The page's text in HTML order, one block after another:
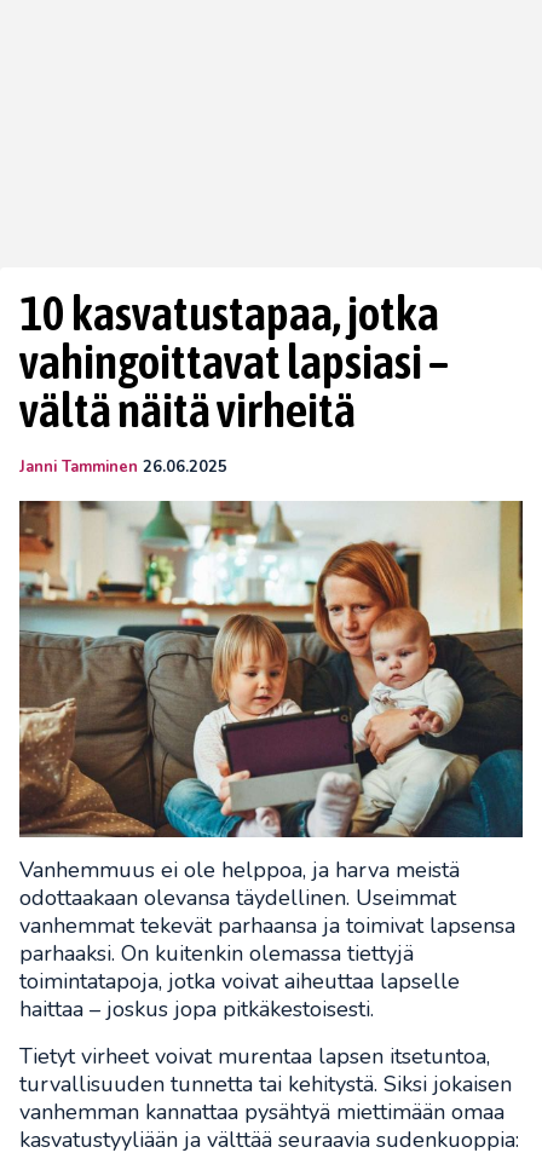
10 kasvatustapaa, jotka
vahingoittavat lapsiasi –
vältä näitä virheitä
Janni Tamminen 26.06.2025
Vanhemmuus ei ole helppoa, ja harva meistä
odottaakaan olevansa täydellinen. Useimmat
vanhemmat tekevät parhaansa ja toimivat lapsensa
parhaaksi. On kuitenkin olemassa tiettyjä
toimintatapoja, jotka voivat aiheuttaa lapselle
haittaa – joskus jopa pitkäkestoisesti.
Tietyt virheet voivat murentaa lapsen itsetuntoa,
turvallisuuden tunnetta tai kehitystä. Siksi jokaisen
vanhemman kannattaa pysähtyä miettimään omaa
kasvatustyyliään ja välttää seuraavia sudenkuoppia: